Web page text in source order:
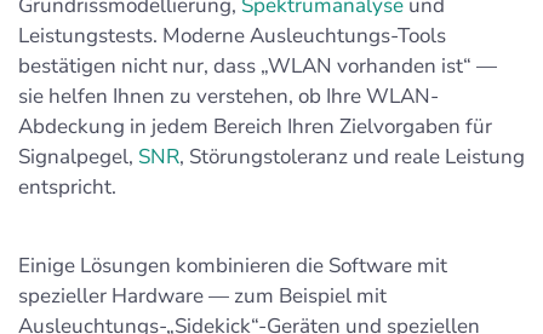
Leistungstests. Moderne Ausleuchtungs-Tools
bestätigen nicht nur, dass „WLAN vorhanden ist“ —
sie helfen Ihnen zu verstehen, ob Ihre WLAN-
Abdeckung in jedem Bereich Ihren Zielvorgaben für
Signalpegel, SNR, Störungstoleranz und reale Leistung
entspricht.
Einige Lösungen kombinieren die Software mit
spezieller Hardware — zum Beispiel mit
Ausleuchtungs-„Sidekick“-Geräten und speziellen